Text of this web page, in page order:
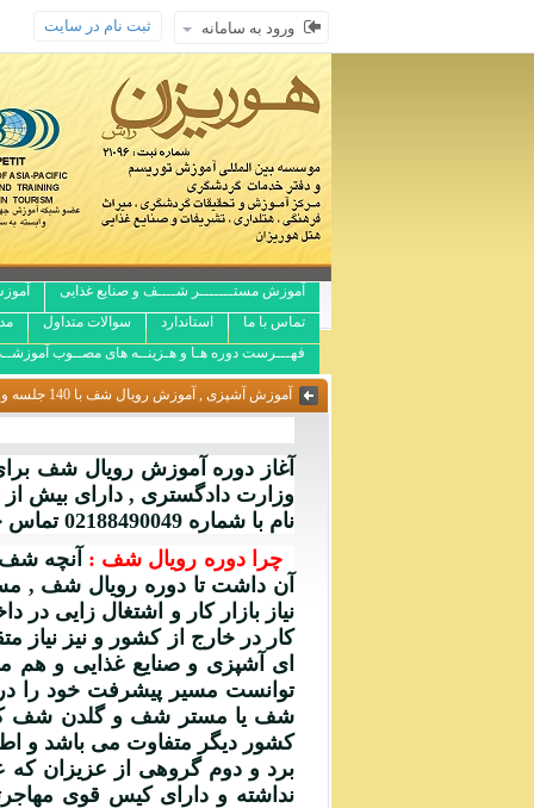
ورود به سامانه ثبت نام در سایت
آموزش مستـــــــر شــــف و صنایع غذایی
تماس با ما
استاندارد سوالات متداول
فهـــرست دوره هـا و هـزینــه های مصــوب
آموزش آشپزی , آموزش رویال شف با 140 جلسه ورکشاپ , دارای 2322 امتیاز مهارتی عملی گواهینامه بین المللی قابل ترجمه و تائید دارای امتیاز مهاجرت
آغاز دوره آموزش رویال شف
نام با شماره 02188490049 تماس حاصل فرمایید.
چرا دوره رویال شف : آنچه شف
آن داشت تا دوره رویال شف ,
نیاز بازار کار و اشتغال زایی
کار در خارج از کشور و نیز
ای آشپزی و صنایع غذایی و هم
توانست مسیر پیشرفت خود را
شف یا مستر شف و گلدن شف
کشور دیگر متفاوت می باشد و
برد و دوم گروهی از عزیزان که
نداشته و دارای کیس قوی